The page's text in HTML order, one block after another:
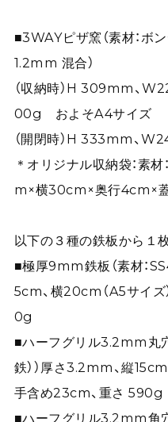
■3WAYピザ窯（素材：ボ
1.2mm 混合）
（収納時）H 309mm、
00g およそA4サイズ
（開閉時）H 333mm、
＊オリジナル収納袋：素
m×横30cm×奥行4cm×
以下の３種の鉄板から１
■極厚9mm鉄板（素材：
5cm、横20cm（A5サイ
0g
■ハーフグリル3.2mm丸
鉄））厚さ3.2mm、縦
手含め23cm、重さ 590g
■ハーフグリル3.2mm角